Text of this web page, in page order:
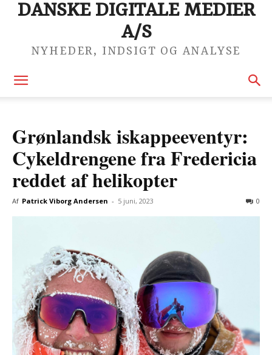
DANSKE DIGITALE MEDIER
A/S
NYHEDER, INDSIGT OG ANALYSE
Grønlandsk iskappeeventyr:
Cykeldrengene fra Fredericia
reddet af helikopter
Af Patrick Viborg Andersen - 5 juni, 2023 0